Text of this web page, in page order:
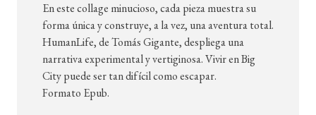
En este collage minucioso, cada pieza muestra su
forma única y construye, a la vez, una aventura total.
HumanLife, de Tomás Gigante, despliega una
narrativa experimental y vertiginosa. Vivir en Big
City puede ser tan difícil como escapar.
Formato Epub.